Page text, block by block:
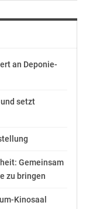
an Deponie-
und setzt
Gemeinsam
zu bringen
Kinosaal